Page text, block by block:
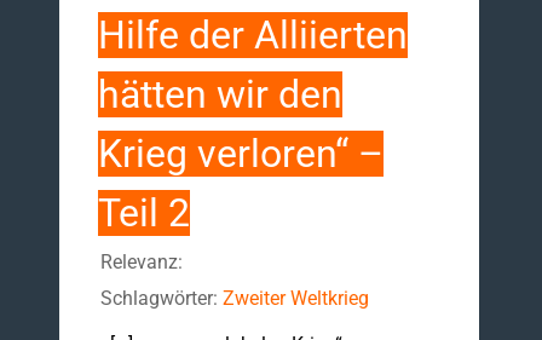
Hilfe der Alliierten
hätten wir den
Krieg verloren“ –
Teil 2
Relevanz:
Schlagwörter: Zweiter Weltkrieg